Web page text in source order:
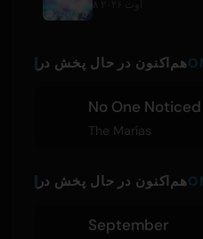
هم‌اکنون در حال پخش در
No One Noticed
The Marías
هم‌اکنون در حال پخش در
September